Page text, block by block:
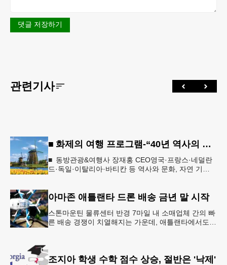
댓글 저장하기
관련기사
■ 화제의 여행 프로그램-“40년 역사의 신뢰… 서유럽 8개국 13일 대장정”
■ 동방관광&여행사 장재홍 CEO영국·프랑스·네덜란
드·독일·이탈리아·바티칸 등 역사와 문화, 자연 기
아마존 애틀랜타 드론 배송 금년 말 시작
스톤마운틴 물류센터 반경 7마일 내 소매업체 간의 빠
른 배송 경쟁이 치열해지는 가운데, 애틀랜타에서도
조지아 학생 수학 점수 상승, 절반은 '낙제'